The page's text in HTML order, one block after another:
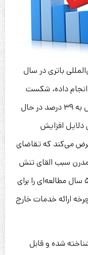
باتری در سال
انجام داده، شکست
صفحه یا شبکه از ۳۰ درصد در ۵ سال قبل به ۳۹ درصد در حال
افزایش
فرض می‌کند که تقاضای
مدرن سبب القای تنش
بیشتری بر باتری می‌شود. این انجمن‌ هر ۵ سال مطالعه‌ای را برای
ارائه خدمات خارج
شده و قابل